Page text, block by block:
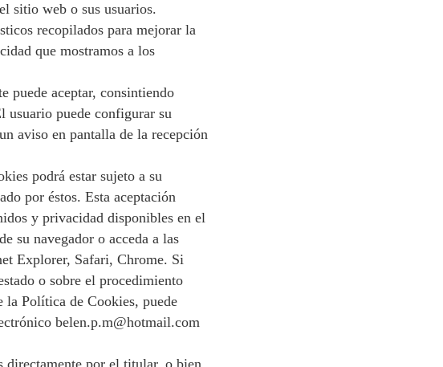
sitio web o sus usuarios.
recopilados para mejorar la
que mostramos a los
puede aceptar, consintiendo
usuario puede configurar su
aviso en pantalla de la recepción
podrá estar sujeto a su
por éstos. Esta aceptación
y privacidad disponibles en el
su navegador o acceda a las
Explorer, Safari, Chrome. Si
o sobre el procedimiento
la Política de Cookies, puede
belen.p.m@hotmail.com
directamente por el titular, o bien